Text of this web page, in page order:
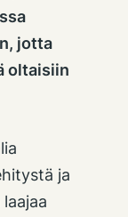
jotta
oltaisiin
ja